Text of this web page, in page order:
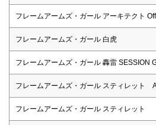
フレームアームズ・ガール アーキテクト
フレームアームズ・ガール 白虎
フレームアームズ・ガール 轟雷 SESSION
フレームアームズ・ガール スティレット
フレームアームズ・ガール スティレット